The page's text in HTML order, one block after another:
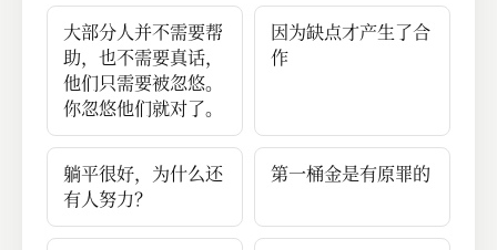
大部分人并不需要帮
助，也不需要真话，
他们只需要被忽悠。
你忽悠他们就对了。
因为缺点才产生了合
作
躺平很好，为什么还
有人努力？
第一桶金是有原罪的